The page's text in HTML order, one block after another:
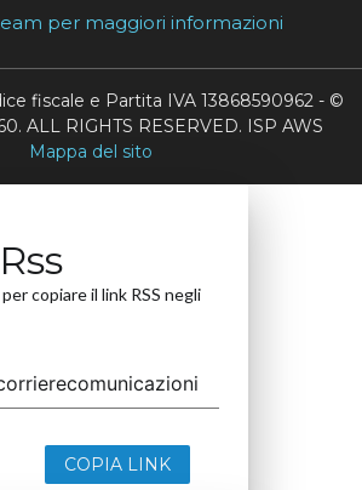
per maggiori informazioni
fiscale e Partita IVA 13868590962 - ©
ALL RIGHTS RESERVED. ISP AWS
Mappa del sito
copiare il link RSS negli
COPIA LINK